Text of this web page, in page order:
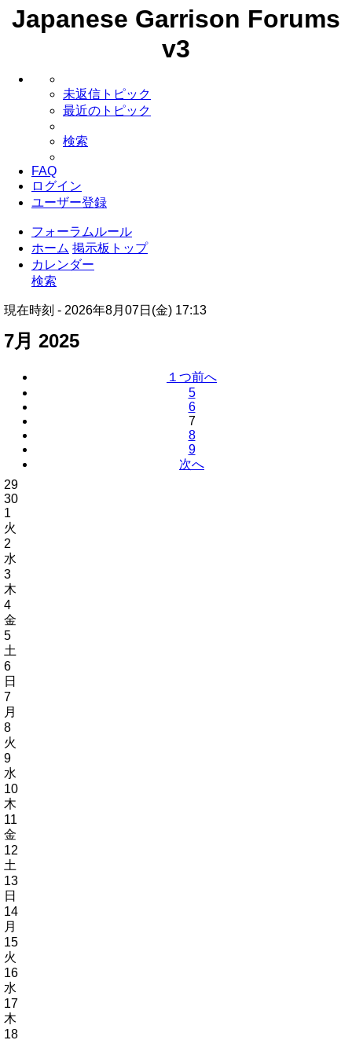
Japanese Garrison Forums
v3
未返信トピック
最近のトピック
検索
FAQ
ログイン
ユーザー登録
フォーラムルール
ホーム 掲示板トップ
カレンダー
検索
現在時刻 - 2026年8月07日(金) 17:13
7月 2025
１つ前へ
5
6
7
8
9
次へ
29
30
1
火
2
水
3
木
4
金
5
土
6
日
7
月
8
火
9
水
10
木
11
金
12
土
13
日
14
月
15
火
16
水
17
木
18